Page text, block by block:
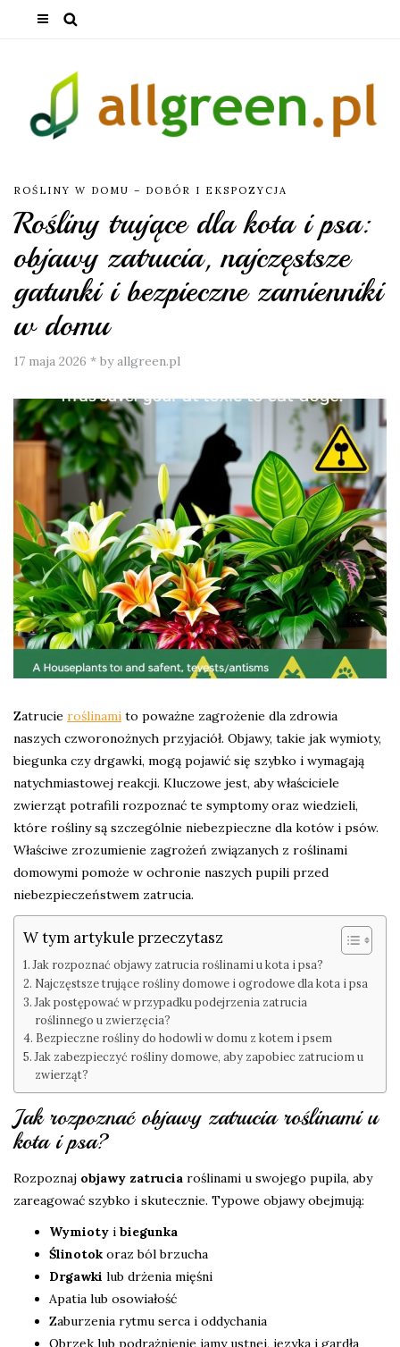
ROŚLINY W DOMU – DOBÓR I EKSPOZYCJA
Rośliny trujące dla kota i psa:
objawy zatrucia, najczęstsze
gatunki i bezpieczne zamienniki
w domu
17 maja 2026 * by allgreen.pl
Zatrucie roślinami to poważne zagrożenie dla zdrowia
naszych czworonożnych przyjaciół. Objawy, takie jak wymioty,
biegunka czy drgawki, mogą pojawić się szybko i wymagają
natychmiastowej reakcji. Kluczowe jest, aby właściciele
zwierząt potrafili rozpoznać te symptomy oraz wiedzieli,
które rośliny są szczególnie niebezpieczne dla kotów i psów.
Właściwe zrozumienie zagrożeń związanych z roślinami
domowymi pomoże w ochronie naszych pupili przed
niebezpieczeństwem zatrucia.
W tym artykule przeczytasz
Jak rozpoznać objawy zatrucia roślinami u kota i psa?
Najczęstsze trujące rośliny domowe i ogrodowe dla kota i psa
Jak postępować w przypadku podejrzenia zatrucia
roślinnego u zwierzęcia?
Bezpieczne rośliny do hodowli w domu z kotem i psem
Jak zabezpieczyć rośliny domowe, aby zapobiec zatruciom u
zwierząt?
Jak rozpoznać objawy zatrucia roślinami u
kota i psa?
Rozpoznaj objawy zatrucia roślinami u swojego pupila, aby
zareagować szybko i skutecznie. Typowe objawy obejmują:
Wymioty i biegunka
Ślinotok oraz ból brzucha
Drgawki lub drżenia mięśni
Apatia lub osowiałość
Zaburzenia rytmu serca i oddychania
Obrzęk lub podrażnienie jamy ustnej, języka i gardła